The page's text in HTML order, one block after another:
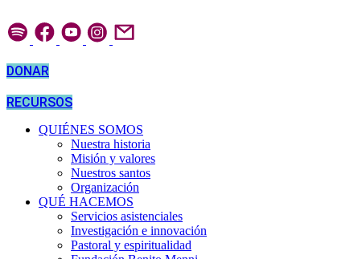
al
contenido
DONAR
RECURSOS
QUIÉNES SOMOS
Nuestra historia
Misión y valores
Nuestros santos
Organización
QUÉ HACEMOS
Servicios asistenciales
Investigación e innovación
Pastoral y espiritualidad